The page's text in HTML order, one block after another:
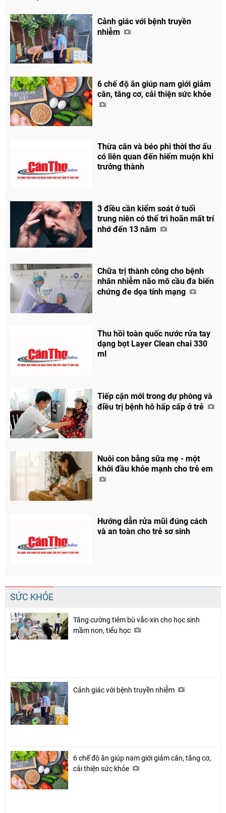
Facebook
Cảnh giác với bệnh truyền
nhiễm
6 chế độ ăn giúp nam giới giảm
cân, tăng cơ, cải thiện sức khỏe
Thừa cân và béo phì thời thơ ấu
có liên quan đến hiếm muộn khi
trưởng thành
3 điều cần kiểm soát ở tuổi
trung niên có thể trì hoãn mất trí
nhớ đến 13 năm
Chữa trị thành công cho bệnh
nhân nhiễm não mô cầu đa biến
chứng đe dọa tính mạng
Thu hồi toàn quốc nước rửa tay
dạng bọt Layer Clean chai 330
ml
Tiếp cận mới trong dự phòng và
điều trị bệnh hô hấp cấp ở trẻ
Nuôi con bằng sữa mẹ - một
khởi đầu khỏe mạnh cho trẻ em
Hướng dẫn rửa mũi đúng cách
và an toàn cho trẻ sơ sinh
SỨC KHỎE
Tăng cường tiêm bù vắc-xin cho học sinh
mầm non, tiểu học
Cảnh giác với bệnh truyền nhiễm
6 chế độ ăn giúp nam giới giảm cân, tăng cơ,
cải thiện sức khỏe